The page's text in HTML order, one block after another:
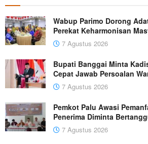
Wabup Parimo Dorong
Perekat Keharmonisan
7 Agustus 2026
Bupati Banggai Minta
Cepat Jawab Persoalan
7 Agustus 2026
Pemkot Palu Awasi
Penerima Diminta
7 Agustus 2026